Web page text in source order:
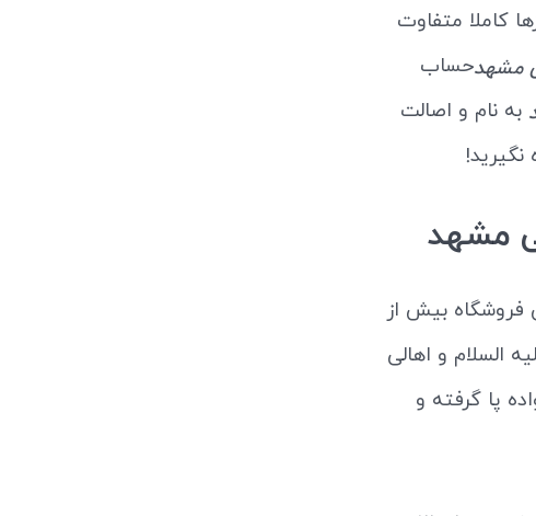
کاملا متفاوت
مشهدحساب
به نام و اصالت
نگیرید!
مشهد
بیش از
السلام و اهالی
پا گرفته و